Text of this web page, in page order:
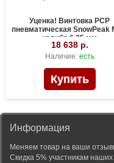
Уценка! Винтовка PCP
пневматическая SnowPeak
калибр 6.35 мм
18 638 р.
Наличие: есть
Информация
Меняем товар на ваши
Скидка 5% участникам наших